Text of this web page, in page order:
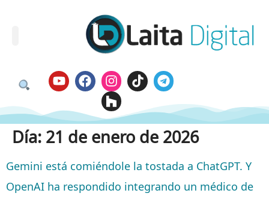
Día: 21 de enero de 2026
Gemini está comiéndole la tostada a ChatGPT. Y
OpenAI ha respondido integrando un médico de